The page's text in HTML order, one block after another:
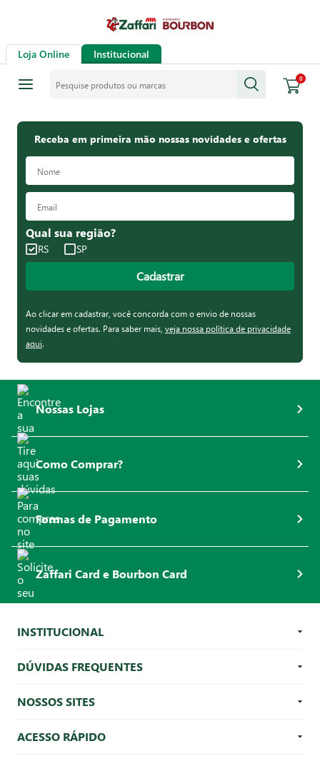
Loja Online Institucional
0
Receba em primeira mão nossas novidades e ofertas
Qual sua região?
RS SP
Cadastrar
Ao clicar em cadastrar, você concorda com o envio de nossas
novidades e ofertas. Para saber mais, veja nossa política de privacidade
aqui.
Nossas Lojas
Como Comprar?
Formas de Pagamento
Zaffari Card e Bourbon Card
INSTITUCIONAL
DÚVIDAS FREQUENTES
NOSSOS SITES
ACESSO RÁPIDO